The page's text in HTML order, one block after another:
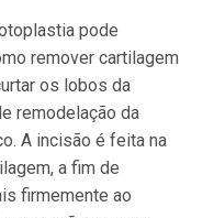
pode
remover cartilagem
os lobos da
remodelação da
A incisão é feita na
a fim de
firmemente ao